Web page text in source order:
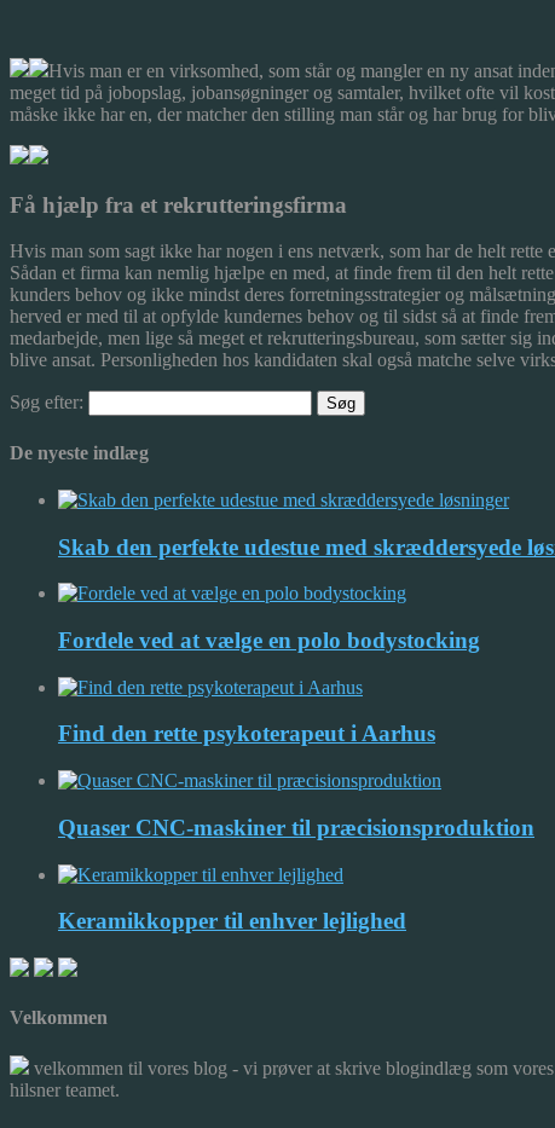
Hvis man er en virksomhed, som står og mangler en ny ansat
meget tid på jobopslag, jobansøgninger og samtaler, hvilket ofte vil
måske ikke har en, der matcher den stilling man står og har brug for
Få hjælp fra et rekrutteringsfirma
Hvis man som sagt ikke har nogen i ens netværk, som har de helt
Sådan et firma kan nemlig hjælpe en med, at finde frem til den helt
kunders behov og ikke mindst deres forretningsstrategier og
herved er med til at opfylde kundernes behov og til sidst så at finde
medarbejde, men lige så meget et rekrutteringsbureau, som sætter
blive ansat. Personligheden hos kandidaten skal også matche selve
Søg efter:
De nyeste indlæg
Skab den perfekte udestue med skræddersyede
Fordele ved at vælge en polo bodystocking
Find den rette psykoterapeut i Aarhus
Quaser CNC-maskiner til præcisionsproduktion
Keramikkopper til enhver lejlighed
Velkommen
velkommen til vores blog - vi prøver at skrive blogindlæg som
hilsner teamet.